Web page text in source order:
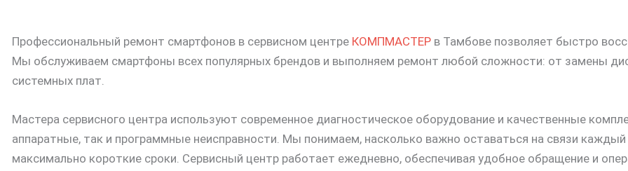
Профессиональный ремонт смартфонов в сервисном центре КОМПМАСТЕР в Тамбове позволяет быстро
Мы обслуживаем смартфоны всех популярных брендов и выполняем ремонт любой сложности: от замены
системных плат.
Мастера сервисного центра используют современное диагностическое оборудование и качественные
аппаратные, так и программные неисправности. Мы понимаем, насколько важно оставаться на связи
максимально короткие сроки. Сервисный центр работает ежедневно, обеспечивая удобное обращение и